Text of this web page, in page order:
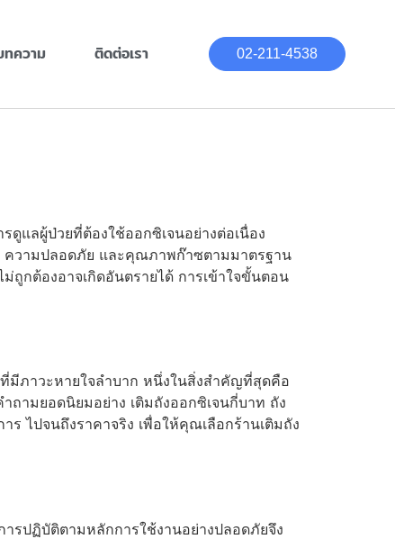
ทความ ติดต่อเรา 02-211-4538
ดูแลผู้ป่วยที่ต้องใช้ออกซิเจนอย่างต่อเนื่อง
ความปลอดภัย และคุณภาพก๊าซตามมาตรฐาน
ถูกต้องอาจเกิดอันตรายได้ การเข้าใจขั้นตอน
ที่มีภาวะหายใจลำบาก หนึ่งในสิ่งสำคัญที่สุดคือ
ถามยอดนิยมอย่าง เติมถังออกซิเจนกี่บาท ถัง
ร ไปจนถึงราคาจริง เพื่อให้คุณเลือกร้านเติมถัง
รปฏิบัติตามหลักการใช้งานอย่างปลอดภัยจึง